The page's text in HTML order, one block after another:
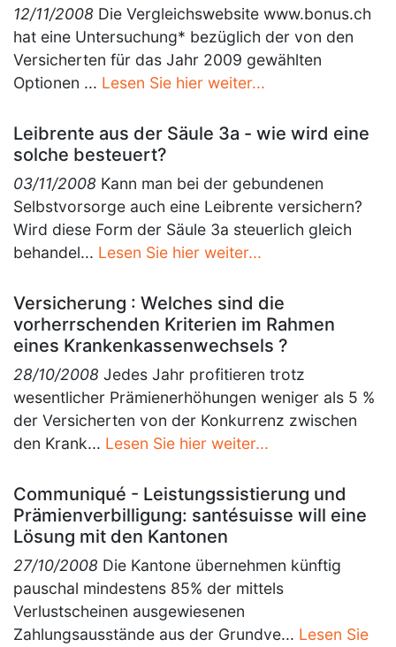
12/11/2008 Die Vergleichswebsite www.bonus.ch
hat eine Untersuchung* bezüglich der von den
Versicherten für das Jahr 2009 gewählten
Optionen ... Lesen Sie hier weiter...
Leibrente aus der Säule 3a - wie wird eine
solche besteuert?
03/11/2008 Kann man bei der gebundenen
Selbstvorsorge auch eine Leibrente versichern?
Wird diese Form der Säule 3a steuerlich gleich
behandel... Lesen Sie hier weiter...
Versicherung : Welches sind die
vorherrschenden Kriterien im Rahmen
eines Krankenkassenwechsels ?
28/10/2008 Jedes Jahr profitieren trotz
wesentlicher Prämienerhöhungen weniger als 5 %
der Versicherten von der Konkurrenz zwischen
den Krank... Lesen Sie hier weiter...
Communiqué - Leistungssistierung und
Prämienverbilligung: santésuisse will eine
Lösung mit den Kantonen
27/10/2008 Die Kantone übernehmen künftig
pauschal mindestens 85% der mittels
Verlustscheinen ausgewiesenen
Zahlungsausstände aus der Grundve... Lesen Sie